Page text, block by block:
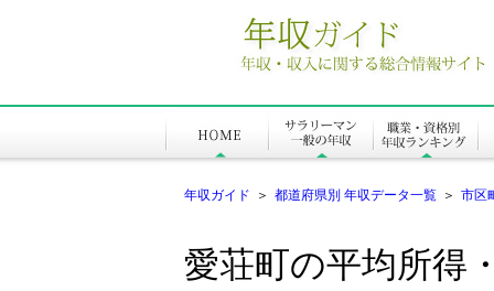
年収ガイド ＞ 都道府県別 年収データ一覧 ＞ 市区
愛荘町の平均所得